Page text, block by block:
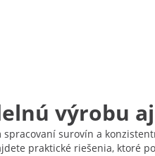
výrobu
surovín a
praktické riešenia, ktoré